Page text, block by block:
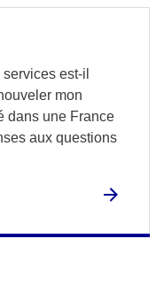
est-il
mon
dans une France
aux questions